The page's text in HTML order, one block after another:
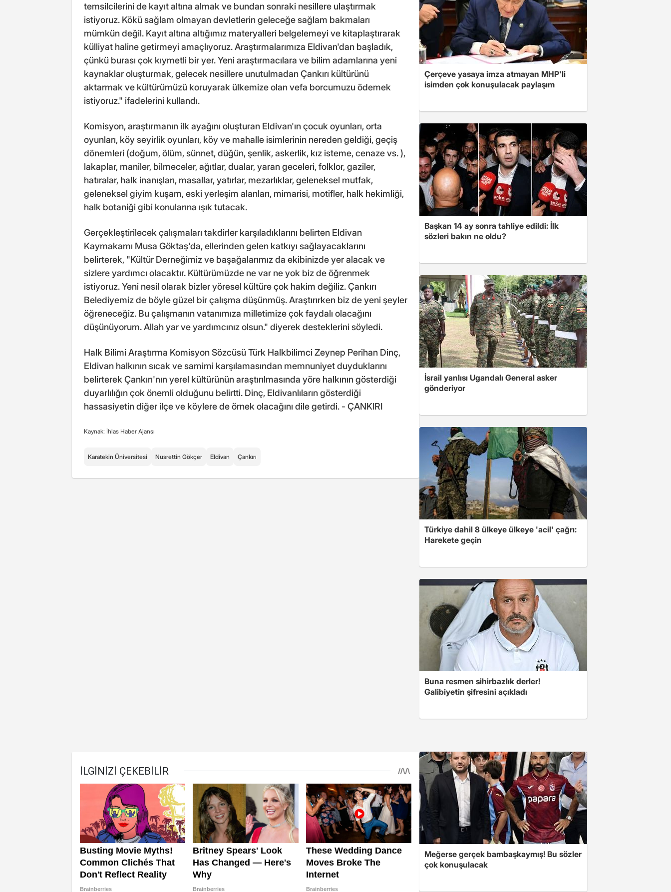
temsilcilerini de kayıt altına almak ve bundan sonraki nesillere ulaştırmak
istiyoruz. Kökü sağlam olmayan devletlerin geleceğe sağlam bakmaları
mümkün değil. Kayıt altına altığımız materyalleri belgelemeyi ve kitaplaştırarak
külliyat haline getirmeyi amaçlıyoruz. Araştırmalarımıza Eldivan'dan başladık,
çünkü burası çok kıymetli bir yer. Yeni araştırmacılara ve bilim adamlarına yeni
kaynaklar oluşturmak, gelecek nesillere unutulmadan Çankırı kültürünü
aktarmak ve kültürümüzü koruyarak ülkemize olan vefa borcumuzu ödemek
istiyoruz." ifadelerini kullandı.
Komisyon, araştırmanın ilk ayağını oluşturan Eldivan'ın çocuk oyunları, orta
oyunları, köy seyirlik oyunları, köy ve mahalle isimlerinin nereden geldiği, geçiş
dönemleri (doğum, ölüm, sünnet, düğün, şenlik, askerlik, kız isteme, cenaze vs. ),
lakaplar, maniler, bilmeceler, ağıtlar, dualar, yaran geceleri, folklor, gaziler,
hatıralar, halk inanışları, masallar, yatırlar, mezarlıklar, geleneksel mutfak,
geleneksel giyim kuşam, eski yerleşim alanları, mimarisi, motifler, halk hekimliği,
halk botaniği gibi konularına ışık tutacak.
Gerçekleştirilecek çalışmaları takdirler karşıladıklarını belirten Eldivan
Kaymakamı Musa Göktaş'da, ellerinden gelen katkıyı sağlayacaklarını
belirterek, "Kültür Derneğimiz ve başağalarımız da ekibinizde yer alacak ve
sizlere yardımcı olacaktır. Kültürümüzde ne var ne yok biz de öğrenmek
istiyoruz. Yeni nesil olarak bizler yöresel kültüre çok hakim değiliz. Çankırı
Belediyemiz de böyle güzel bir çalışma düşünmüş. Araştırırken biz de yeni şeyler
öğreneceğiz. Bu çalışmanın vatanımıza milletimize çok faydalı olacağını
düşünüyorum. Allah yar ve yardımcınız olsun." diyerek desteklerini söyledi.
Halk Bilimi Araştırma Komisyon Sözcüsü Türk Halkbilimci Zeynep Perihan Dinç,
Eldivan halkının sıcak ve samimi karşılamasından memnuniyet duyduklarını
belirterek Çankırı'nın yerel kültürünün araştırılmasında yöre halkının gösterdiği
duyarlılığın çok önemli olduğunu belirtti. Dinç, Eldivanlıların gösterdiği
hassasiyetin diğer ilçe ve köylere de örnek olacağını dile getirdi. - ÇANKIRI
Kaynak: İhlas Haber Ajansı
Karatekin Üniversitesi Nusrettin Gökçer Eldivan Çankırı
Çerçeve yasaya imza atmayan MHP'li
isimden çok konuşulacak paylaşım
Başkan 14 ay sonra tahliye edildi: İlk
sözleri bakın ne oldu?
İsrail yanlısı Ugandalı General asker
gönderiyor
Türkiye dahil 8 ülkeye ülkeye 'acil' çağrı:
Harekete geçin
Buna resmen sihirbazlık derler!
Galibiyetin şifresini açıkladı
Meğerse gerçek bambaşkaymış! Bu sözler
çok konuşulacak